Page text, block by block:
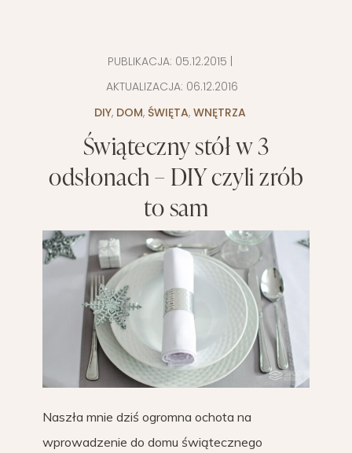
PUBLIKACJA: 05.12.2015
AKTUALIZACJA: 06.12.2016
DIY, DOM, ŚWIĘTA, WNĘTRZA
Świąteczny stół w 3
odsłonach – DIY czyli zrób
to sam
Naszła mnie dziś ogromna ochota na
wprowadzenie do domu świątecznego